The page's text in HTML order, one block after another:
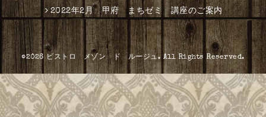
2022年2月 甲府 まちゼミ 講座のご案内
©2026ビストロ メゾン ド ルージュ. All Rights Reserved.